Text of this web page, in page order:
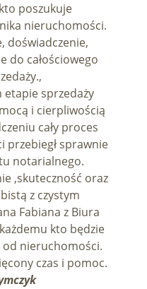
poszukuje
nieruchomości.
doświadczenie,
do całościowego
etapie sprzedaży
i cierpliwością
cały proces
przebiegł sprawnie
notarialnego.
,skuteczność oraz
z czystym
Fabiana z Biura
kto będzie
od nieruchomości.
czas i pomoc.